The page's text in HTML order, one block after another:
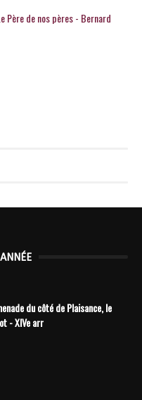
Père de nos pères - Bernard
du côté de Plaisance, le
- XIVe arr